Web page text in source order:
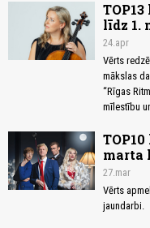
līdz 1.
24.apr
Vērts
mākslas
“Rīgas
mīlestību
marta
27.mar
Vērts
jaundarbi.